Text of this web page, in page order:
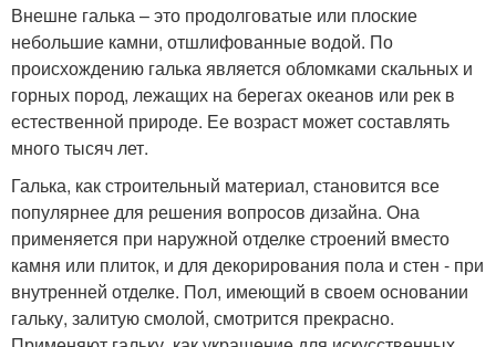
Внешне галька – это продолговатые или плоские
небольшие камни, отшлифованные водой. По
происхождению галька является обломками скальных и
горных пород, лежащих на берегах океанов или рек в
естественной природе. Ее возраст может составлять
много тысяч лет.
Галька, как строительный материал, становится все
популярнее для решения вопросов дизайна. Она
применяется при наружной отделке строений вместо
камня или плиток, и для декорирования пола и стен - при
внутренней отделке. Пол, имеющий в своем основании
гальку, залитую смолой, смотрится прекрасно.